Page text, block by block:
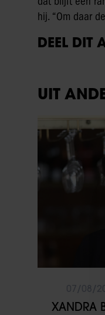
hij. “Om daar
DEEL DIT
UIT
XANDRA